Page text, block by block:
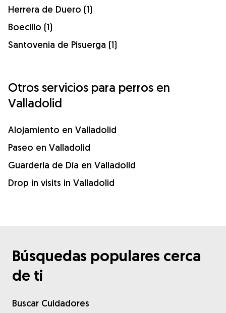
Herrera de Duero (1)
Boecillo (1)
Santovenia de Pisuerga (1)
Otros servicios para perros en
Valladolid
Alojamiento en Valladolid
Paseo en Valladolid
Guardería de Día en Valladolid
Drop in visits in Valladolid
Búsquedas populares cerca
de ti
Buscar Cuidadores